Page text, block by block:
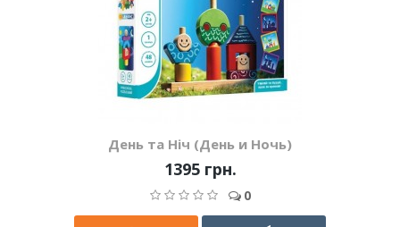
День та Ніч (День и Ночь)
1395 грн.
0